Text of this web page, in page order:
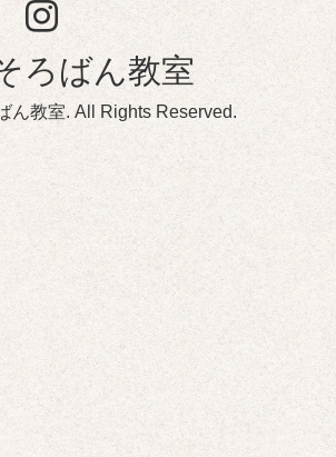
ろばん教室
ん教室. All Rights Reserved.